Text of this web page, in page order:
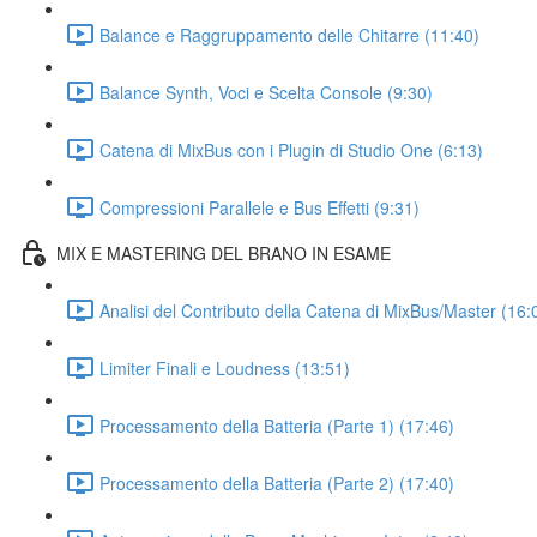
Balance e Raggruppamento delle Chitarre (11:40)
Balance Synth, Voci e Scelta Console (9:30)
Catena di MixBus con i Plugin di Studio One (6:13)
Compressioni Parallele e Bus Effetti (9:31)
MIX E MASTERING DEL BRANO IN ESAME
Analisi del Contributo della Catena di MixBus/Master
Limiter Finali e Loudness (13:51)
Processamento della Batteria (Parte 1) (17:46)
Processamento della Batteria (Parte 2) (17:40)